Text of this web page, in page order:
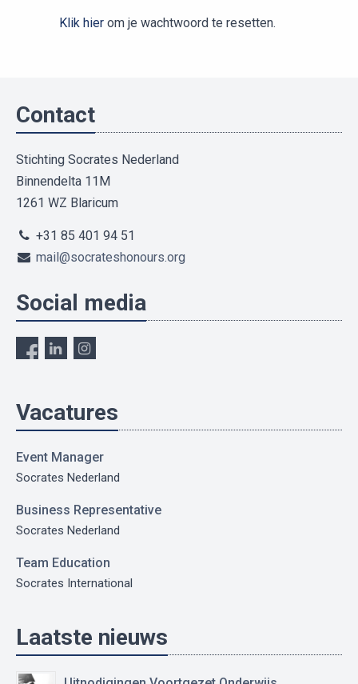
Klik hier om je wachtwoord te resetten.
Contact
Stichting Socrates Nederland
Binnendelta 11M
1261 WZ Blaricum
+31 85 401 94 51
mail@socrateshonours.org
Social media
Vacatures
Event Manager
Socrates Nederland
Business Representative
Socrates Nederland
Team Education
Socrates International
Laatste nieuws